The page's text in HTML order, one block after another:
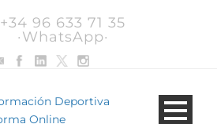
+34 96 633 71 35
·WhatsApp·